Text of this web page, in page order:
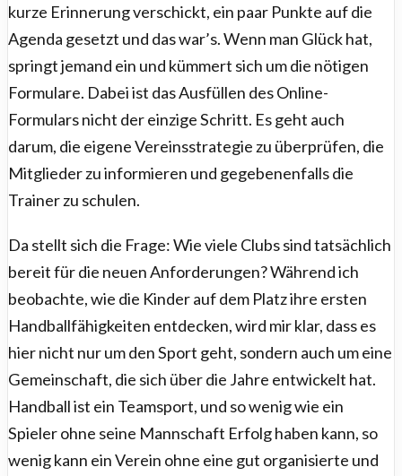
kurze Erinnerung verschickt, ein paar Punkte auf die
Agenda gesetzt und das war’s. Wenn man Glück hat,
springt jemand ein und kümmert sich um die nötigen
Formulare. Dabei ist das Ausfüllen des Online-
Formulars nicht der einzige Schritt. Es geht auch
darum, die eigene Vereinsstrategie zu überprüfen, die
Mitglieder zu informieren und gegebenenfalls die
Trainer zu schulen.
Da stellt sich die Frage: Wie viele Clubs sind tatsächlich
bereit für die neuen Anforderungen? Während ich
beobachte, wie die Kinder auf dem Platz ihre ersten
Handballfähigkeiten entdecken, wird mir klar, dass es
hier nicht nur um den Sport geht, sondern auch um eine
Gemeinschaft, die sich über die Jahre entwickelt hat.
Handball ist ein Teamsport, und so wenig wie ein
Spieler ohne seine Mannschaft Erfolg haben kann, so
wenig kann ein Verein ohne eine gut organisierte und